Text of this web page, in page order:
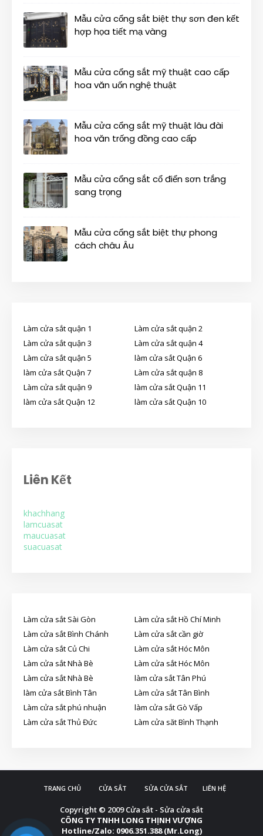
Mẫu cửa cổng sắt biệt thự sơn đen kết
hợp họa tiết mạ vàng
Mẫu cửa cổng sắt mỹ thuật cao cấp
hoa văn uốn nghệ thuật
Mẫu cửa cổng sắt mỹ thuật lâu đài
hoa văn trống đồng cao cấp
Mẫu cửa cổng sắt cổ điển sơn trắng
sang trọng
Mẫu cửa cổng sắt biệt thự phong
cách châu Âu
Làm cửa sắt quận 1
Làm cửa sắt quận 2
Làm cửa sắt quận 3
Làm cửa sắt quận 4
Làm cửa sắt quận 5
làm cửa sắt Quận 6
làm cửa sắt Quận 7
Làm cửa sắt quận 8
Làm cửa sắt quận 9
làm cửa sắt Quận 11
làm cửa sắt Quận 12
làm cửa sắt Quận 10
Liên Kết
khachhang
lamcuasat
maucuasat
suacuasat
Làm cửa sắt Sài Gòn
Làm cửa sắt Hồ Chí Minh
Làm cửa sắt Bình Chánh
Làm cửa sắt cần giờ
Làm cửa sắt Củ Chi
Làm cửa sắt Hóc Môn
Làm cửa sắt Nhà Bè
Làm cửa sắt Hóc Môn
Làm cửa sắt Nhà Bè
làm cửa sắt Tân Phú
làm cửa sắt Bình Tân
Làm cửa sắt Tân Bình
Làm cửa sắt phú nhuận
làm cửa sắt Gò Vấp
Làm cửa sắt Thủ Đức
Làm cửa săt Bình Thạnh
TRANG CHỦ CỬA SẮT SỬA CỬA SẮT LIÊN HỆ
Copyright © 2009Cửa sắt - Sửa cửa sắt
CÔNG TY TNHH LONG THỊNH VƯỢNG
Hotline/Zalo: 0906.351.388 (Mr.Long)